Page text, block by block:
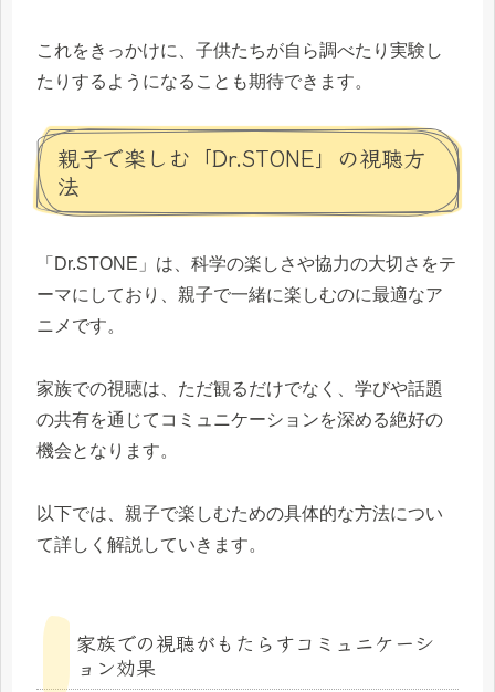
これをきっかけに、子供たちが自ら調べたり実験し
たりするようになることも期待できます。
親子で楽しむ「Dr.STONE」の視聴方
法
「Dr.STONE」は、科学の楽しさや協力の大切さをテ
ーマにしており、親子で一緒に楽しむのに最適なア
ニメです。
家族での視聴は、ただ観るだけでなく、学びや話題
の共有を通じてコミュニケーションを深める絶好の
機会となります。
以下では、親子で楽しむための具体的な方法につい
て詳しく解説していきます。
家族での視聴がもたらすコミュニケーシ
ョン効果